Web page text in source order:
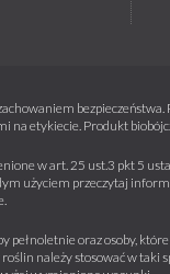
etykiecie. Produkt
w art. 25 ust.3 pkt 5
użyciem przeczytaj
pełnoletnie oraz osoby,
należy stosować w taki